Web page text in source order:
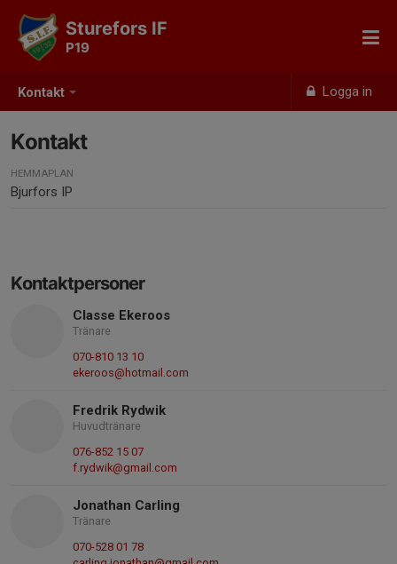
Kontakt Logga in
Sturefors IF
P19
Kontakt
HEMMAPLAN
Bjurfors IP
Kontaktpersoner
Classe Ekeroos
Tränare
070-810 13 10
ekeroos@hotmail.com
Fredrik Rydwik
Huvudtränare
076-852 15 07
f.rydwik@gmail.com
Jonathan Carling
Tränare
070-528 01 78